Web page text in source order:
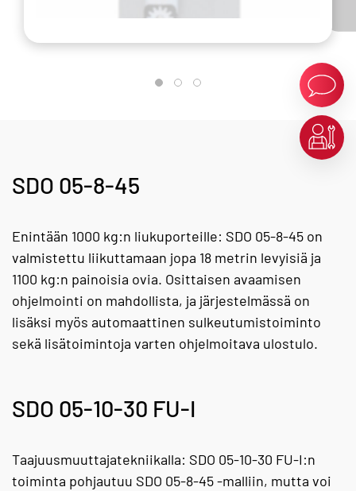
SDO 05-8-45
Enintään 1000 kg:n liukuporteille: SDO 05-8-45 on
valmistettu liikuttamaan jopa 18 metrin levyisiä ja
1100 kg:n painoisia ovia. Osittaisen avaamisen
ohjelmointi on mahdollista, ja järjestelmässä on
lisäksi myös automaattinen sulkeutumistoiminto
sekä lisätoimintoja varten ohjelmoitava ulostulo.
SDO 05-10-30 FU-I
Taajuusmuuttajatekniikalla: SDO 05-10-30 FU-I:n
toiminta pohjautuu SDO 05-8-45 -malliin, mutta voi